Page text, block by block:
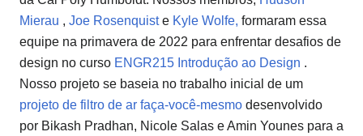
Mierau , Joe Rosenquiste Kyle Wolfe, formaram essa
equipe na primavera de 2022 para enfrentar desafios de
design no curso ENGR215 Introdução ao Design .
Nosso projeto se baseia no trabalho inicial de um
projeto de filtro de ar faça-você-mesmo desenvolvido
por Bikash Pradhan, Nicole Salas e Amin Younes para a